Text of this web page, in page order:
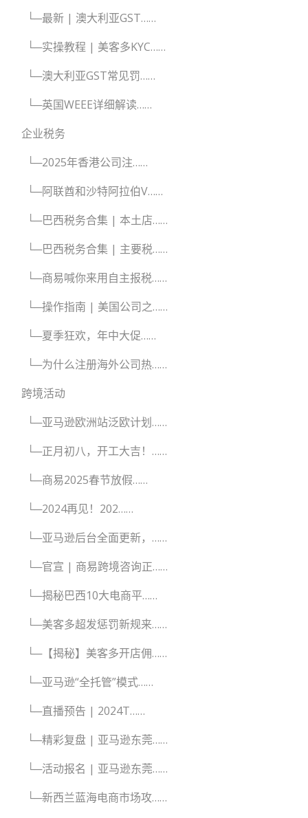
└─最新 | 澳大利亚GST……
└─实操教程 | 美客多KYC……
└─澳大利亚GST常见罚……
└─英国WEEE详细解读……
企业税务
└─2025年香港公司注……
└─阿联酋和沙特阿拉伯V……
└─巴西税务合集 | 本土店……
└─巴西税务合集 | 主要税……
└─商易喊你来用自主报税……
└─操作指南 | 美国公司之……
└─夏季狂欢，年中大促……
└─为什么注册海外公司热……
跨境活动
└─亚马逊欧洲站泛欧计划……
└─正月初八，开工大吉！……
└─商易2025春节放假……
└─2024再见！202……
└─亚马逊后台全面更新，……
└─官宣 | 商易跨境咨询正……
└─揭秘巴西10大电商平……
└─美客多超发惩罚新规来……
└─【揭秘】美客多开店佣……
└─亚马逊“全托管”模式……
└─直播预告 | 2024T……
└─精彩复盘 | 亚马逊东莞……
└─活动报名 | 亚马逊东莞……
└─新西兰蓝海电商市场攻……